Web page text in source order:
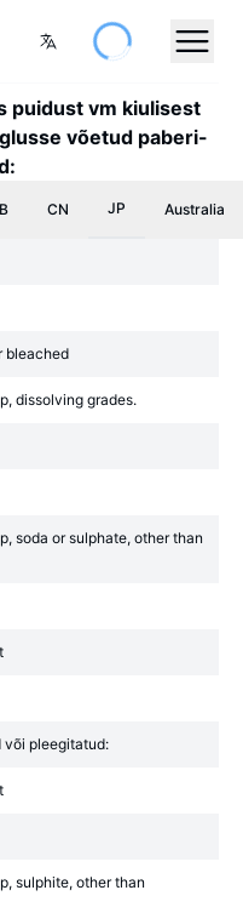
puidust vm kiulisest
võetud paberi-
CN JP Australia
bleached
dissolving grades.
soda or sulphate, other than
või pleegitatud:
sulphite, other than